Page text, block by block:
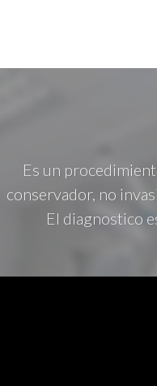
Es un
conservador, no
El diagnostico